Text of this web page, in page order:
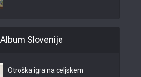
Album Slovenije
Otroška igra na celjskem